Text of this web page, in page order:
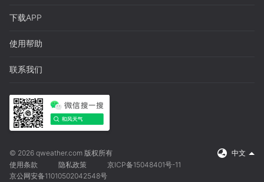
下载APP
使用帮助
联系我们
© 2026 qweather.com 版权所有
中文
使用条款
隐私政策
京ICP备15048401号-11
京公网安备11010502042548号